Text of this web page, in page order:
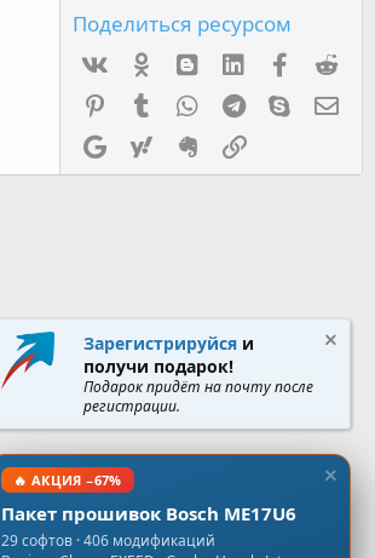
Поделиться ресурсом
Ok mes_blogger
Linked InFacebook
PinterestTumblr WhatsAppTelegram
Skype
Google Yahoo Evernote
Зарегистрируйся и
получи подарок!
Подарок придёт на почту после
регистрации.
🔥 АКЦИЯ −67%
Пакет прошивок Bosch ME17U6
29 софтов · 406 модификаций